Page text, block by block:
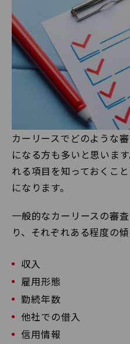
カーリースでどのような
になる方も多いと思いま
れる項目を知っておくこ
になります。
一般的なカーリースの審
り、それぞれある程度の
収入
雇用形態
勤続年数
他社での借入
信用情報